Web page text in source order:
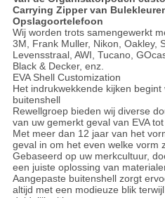
Carrying Zipper van
Opslagoortelefoon
Wij worden trots samengewerkt
3M, Frank Muller, Nikon, Oakley,
Levensstraal, AWI, Tucano,
Black & Decker, enz.
EVA Shell Customization
Het indrukwekkende kijken
buitenshell
Rewellgroep bieden wij diverse
van uw gemerkt geval van EVA
Met meer dan 12 jaar van het
geval in om het even welke vorm
Gebaseerd op uw merkcultuur,
een juiste oplossing van
Aangepaste buitenshell zorgt
altijd met een modieuze blik